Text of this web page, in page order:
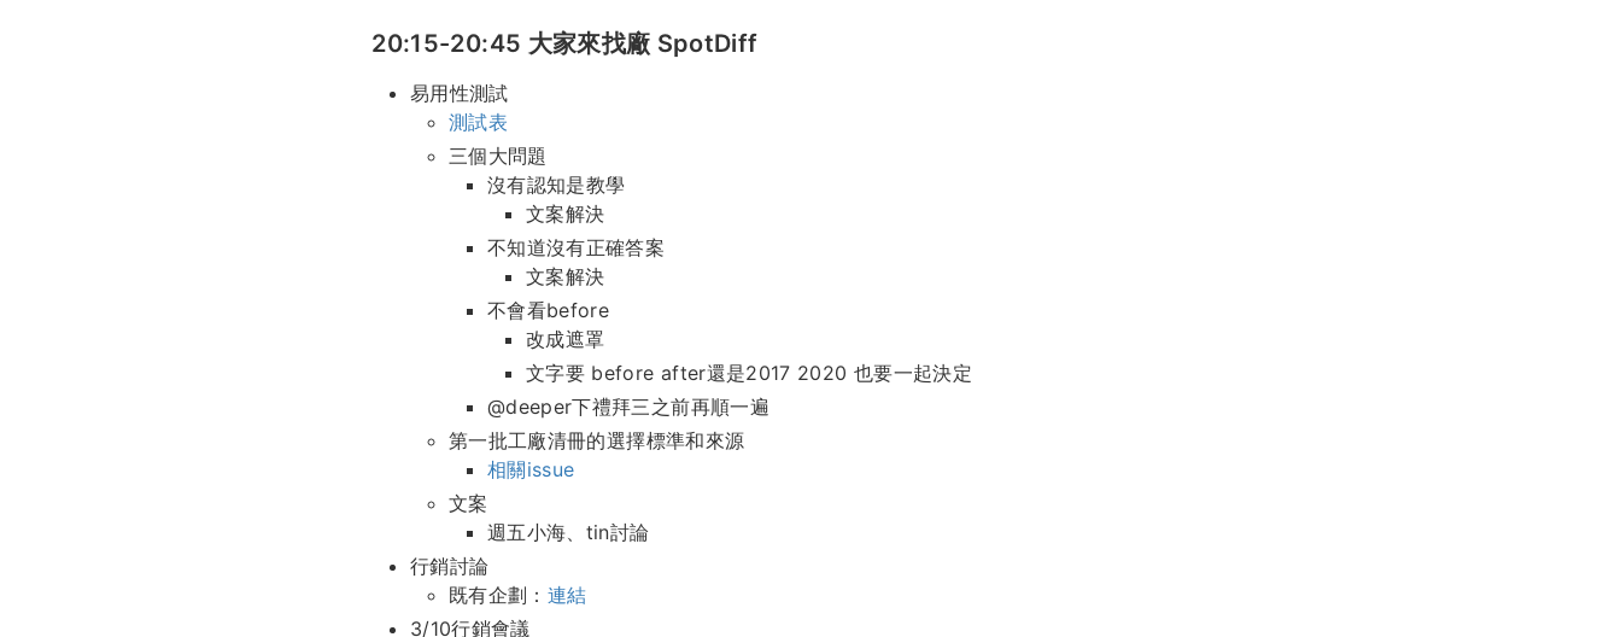
20:15-20:45 大家來找廠 SpotDiff
易用性測試
測試表
三個大問題
沒有認知是教學
文案解決
不知道沒有正確答案
文案解決
不會看before
改成遮罩
文字要 before after還是2017 2020 也要一起決定
@deeper下禮拜三之前再順一遍
第一批工廠清冊的選擇標準和來源
相關issue
文案
週五小海、tin討論
行銷討論
既有企劃： 連結
3/10行銷會議